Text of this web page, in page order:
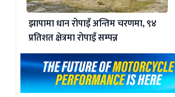
झापामा धान रोपाइँ अन्तिम चरणमा, ९४
प्रतिशत क्षेत्रमा रोपाइँ सम्पन्न